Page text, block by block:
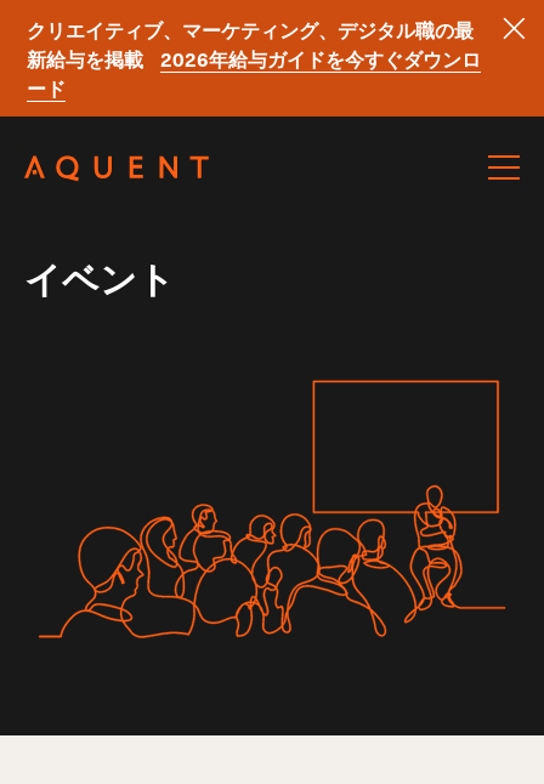
クリエイティブ、マーケティング、デジタル職の最
新給与を掲載
2026年給与ガイドを今すぐダウンロ
ード
イベント